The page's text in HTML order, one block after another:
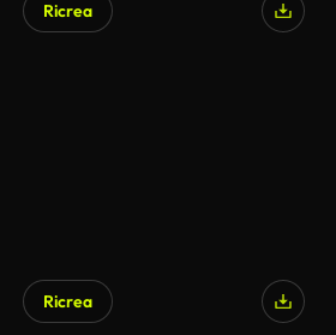
Ricrea
Ricrea